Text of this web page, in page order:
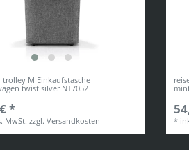
trolley M Einkaufstasche
twist silver NT7052
*
MwSt. zzgl.Versandkosten *